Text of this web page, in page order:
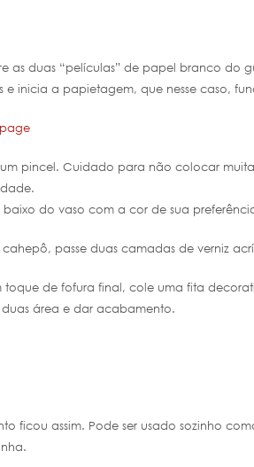
as duas “películas” de papel branco do
e inicia a papietagem, que nesse caso,
um pincel. Cuidado para não colocar
baixo do vaso com a cor de sua
passe duas camadas de verniz
toque de fofura final, cole uma fita
área e dar acabamento.
ficou assim. Pode ser usado sozinho